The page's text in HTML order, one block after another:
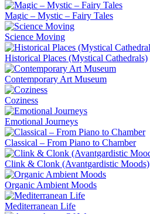
Magic – Mystic – Fairy Tales
Science Moving
Historical Places (Mystical Cathedrals)
Contemporary Art Museum
Coziness
Emotional Journeys
Classical – From Piano to Chamber
Clink & Clonk (Avantgardistic Moods)
Organic Ambient Moods
Mediterranean Life